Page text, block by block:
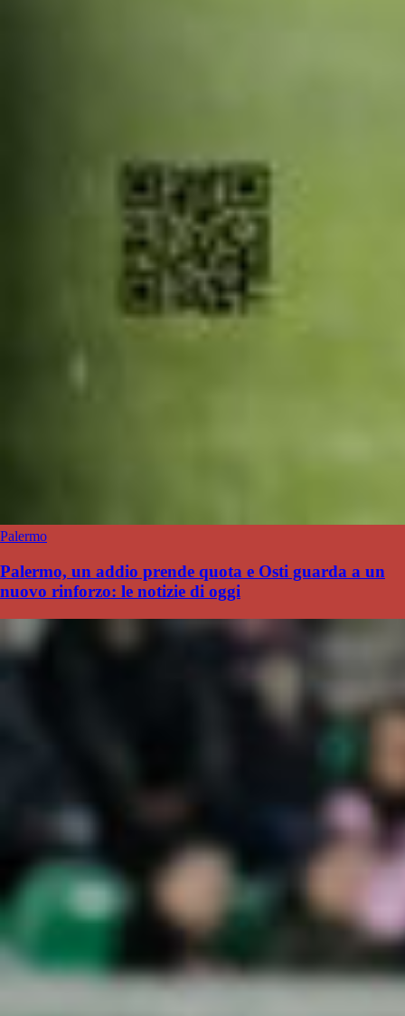
Palermo
Palermo, un addio prende quota e Osti guarda a un
nuovo rinforzo: le notizie di oggi